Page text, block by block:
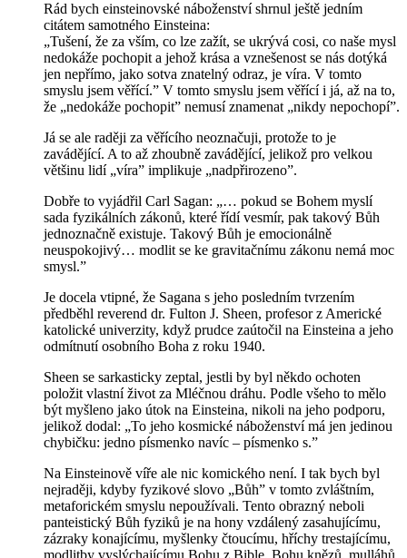
Rád bych einsteinovské náboženství shrnul ještě jedním
citátem samotného Einsteina:
„Tušení, že za vším, co lze zažít, se ukrývá cosi, co naše mysl
nedokáže pochopit a jehož krása a vznešenost se nás dotýká
jen nepřímo, jako sotva znatelný odraz, je víra. V tomto
smyslu jsem věřící.” V tomto smyslu jsem věřící i já, až na to,
že „nedokáže pochopit” nemusí znamenat „nikdy nepochopí”.
Já se ale raději za věřícího neoznačuji, protože to je
zavádějící. A to až zhoubně zavádějící, jelikož pro velkou
většinu lidí „víra” implikuje „nadpřirozeno”.
Dobře to vyjádřil Carl Sagan: „… pokud se Bohem myslí
sada fyzikálních zákonů, které řídí vesmír, pak takový Bůh
jednoznačně existuje. Takový Bůh je emocionálně
neuspokojivý… modlit se ke gravitačnímu zákonu nemá moc
smysl.”
Je docela vtipné, že Sagana s jeho posledním tvrzením
předběhl reverend dr. Fulton J. Sheen, profesor z Americké
katolické univerzity, když prudce zaútočil na Einsteina a jeho
odmítnutí osobního Boha z roku 1940.
Sheen se sarkasticky zeptal, jestli by byl někdo ochoten
položit vlastní život za Mléčnou dráhu. Podle všeho to mělo
být myšleno jako útok na Einsteina, nikoli na jeho podporu,
jelikož dodal: „To jeho kosmické náboženství má jen jedinou
chybičku: jedno písmenko navíc – písmenko s.”
Na Einsteinově víře ale nic komického není. I tak bych byl
nejraději, kdyby fyzikové slovo „Bůh” v tomto zvláštním,
metaforickém smyslu nepoužívali. Tento obrazný neboli
panteistický Bůh fyziků je na hony vzdálený zasahujícímu,
zázraky konajícímu, myšlenky čtoucímu, hříchy trestajícímu,
modlitby vyslýchajícímu Bohu z Bible, Bohu knězů, mulláhů